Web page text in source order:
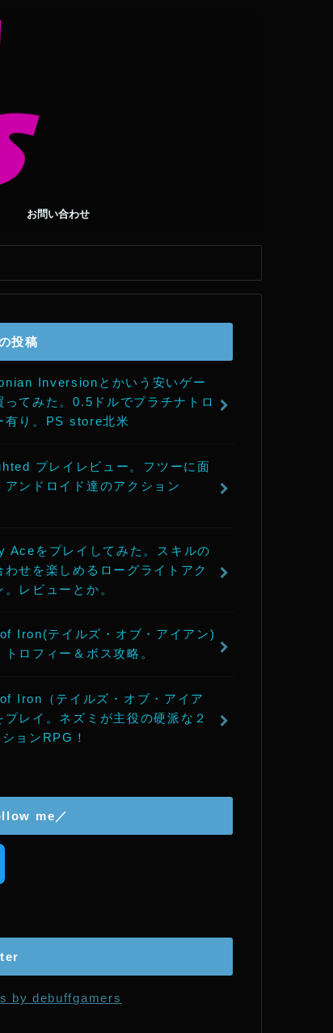
お問い合わせ
投稿
Inversionとかいう安いゲー
ってみた。0.5ドルでプラチナトロ
有り。PS store北米
プレイレビュー。フツーに面
アンドロイド達のアクション
Aceをプレイしてみた。スキルの
わせを楽しめるローグライトアク
。レビューとか。
Iron(テイルズ・オブ・アイアン)
トロフィー＆ボス攻略。
Iron（テイルズ・オブ・アイア
プレイ。ネズミが主役の硬派な２
ョンRPG！
me／
by debuffgamers